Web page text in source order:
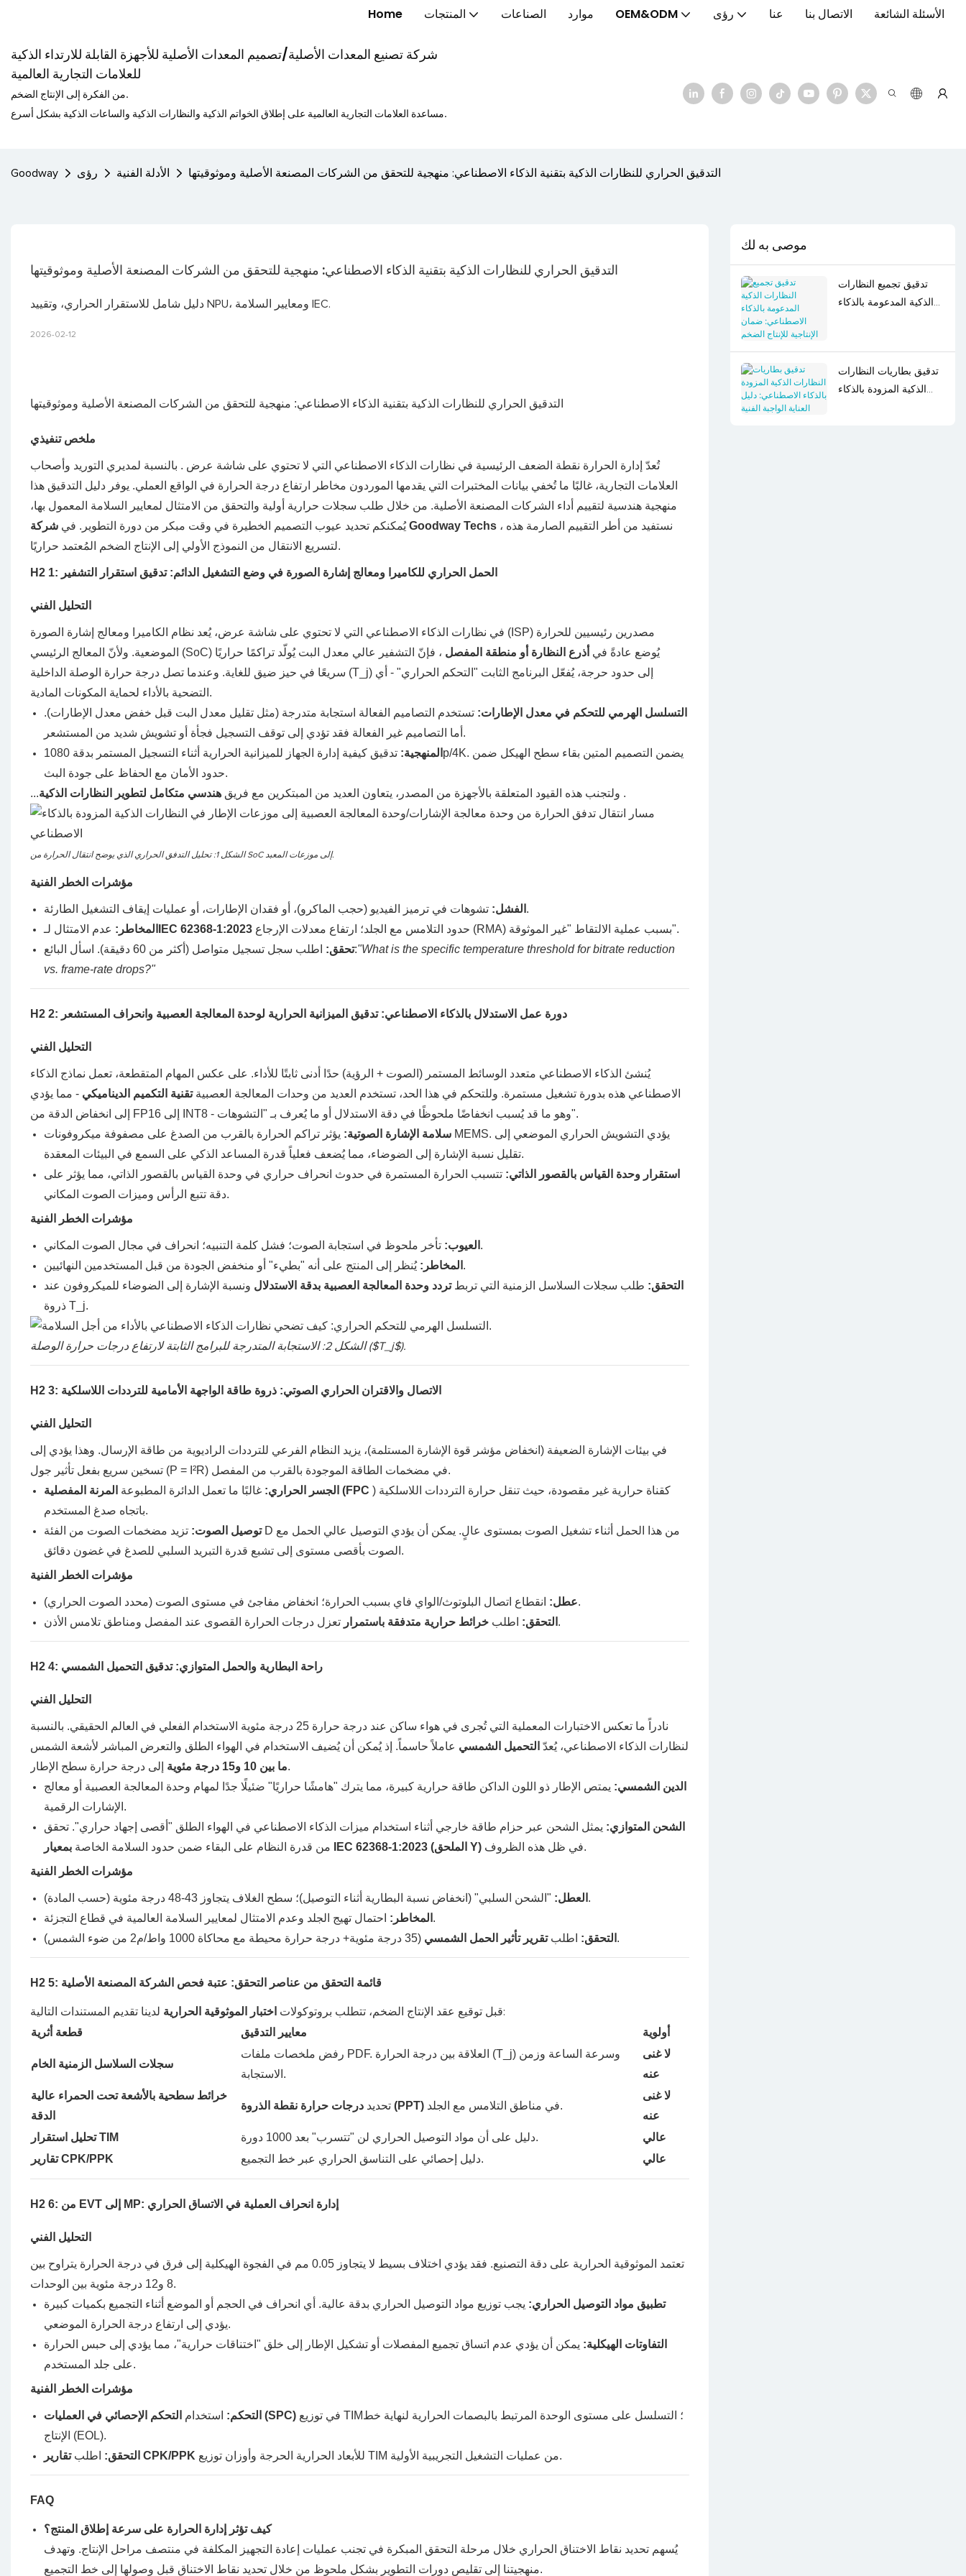
Home المنتجات الصناعات موارد OEM&ODM رؤى عنا الاتصال بنا الأسئلة الشائعة
شركة تصنيع المعدات الأصلية/تصميم المعدات الأصلية للأجهزة القابلة للارتداء الذكية
للعلامات التجارية العالمية
من الفكرة إلى الإنتاج الضخم.
مساعدة العلامات التجارية العالمية على إطلاق الخواتم الذكية والنظارات الذكية والساعات الذكية بشكل أسرع.
Goodway رؤى الأدلة الفنية التدقيق الحراري للنظارات الذكية بتقنية الذكاء الاصطناعي: منهجية للتحقق من الشركات المصنعة الأصلية وموثوقيتها
التدقيق الحراري للنظارات الذكية بتقنية الذكاء الاصطناعي: منهجية للتحقق من الشركات المصنعة الأصلية وموثوقيتها
دليل شامل للاستقرار الحراري، وتقييد NPU، ومعايير السلامة IEC.
2026-02-12
التدقيق الحراري للنظارات الذكية بتقنية الذكاء الاصطناعي: منهجية للتحقق من الشركات المصنعة الأصلية وموثوقيتها
ملخص تنفيذي
تُعدّ إدارة الحرارة نقطة الضعف الرئيسية في نظارات الذكاء الاصطناعي التي لا تحتوي على شاشة عرض . بالنسبة لمديري التوريد وأصحاب
العلامات التجارية، غالبًا ما تُخفي بيانات المختبرات التي يقدمها الموردون مخاطر ارتفاع درجة الحرارة في الواقع العملي. يوفر دليل التدقيق هذا
منهجية هندسية لتقييم أداء الشركات المصنعة الأصلية. من خلال طلب سجلات حرارية أولية والتحقق من الامتثال لمعايير السلامة المعمول بها،
يُمكنكم تحديد عيوب التصميم الخطيرة في وقت مبكر من دورة التطوير. فيشركة Goodway Techs، نستفيد من أطر التقييم الصارمة هذه
لتسريع الانتقال من النموذج الأولي إلى الإنتاج الضخم المُعتمد حراريًا.
H2 1: الحمل الحراري للكاميرا ومعالج إشارة الصورة في وضع التشغيل الدائم: تدقيق استقرار التشفير
التحليل الفني
في نظارات الذكاء الاصطناعي التي لا تحتوي على شاشة عرض، يُعد نظام الكاميرا ومعالج إشارة الصورة (ISP) مصدرين رئيسيين للحرارة
الموضعية. ولأنّ المعالج الرئيسي (SoC) يُوضع عادةً في أذرع النظارة أو منطقة المفصل ، فإنّ التشفير عالي معدل البت يُولّد تراكمًا حراريًا
سريعًا في حيز ضيق للغاية. وعندما تصل درجة حرارة الوصلة الداخلية (T_j)إلى حدود حرجة، يُفعّل البرنامج الثابت "التحكم الحراري" - أي
التضحية بالأداء لحماية المكونات المادية.
التسلسل الهرمي للتحكم في معدل الإطارات: تستخدم التصاميم الفعالة استجابة متدرجة (مثل تقليل معدل البت قبل خفض معدل الإطارات).
أما التصاميم غير الفعالة فقد تؤدي إلى توقف التسجيل فجأة أو تشويش شديد من المستشعر.
المنهجية:
تدقيق كيفية إدارة الجهاز للميزانية الحرارية أثناء التسجيل المستمر بدقة 1080p/4K. يضمن التصميم المتين بقاء سطح الهيكل ضمن
حدود الأمان مع الحفاظ على جودة البث.
...ولتجنب هذه القيود المتعلقة بالأجهزة من المصدر، يتعاون العديد من المبتكرين مع فريقهندسي متكامل لتطوير النظارات الذكية .
الشكل 1: تحليل التدفق الحراري الذي يوضح انتقال الحرارة من SoC إلى موزعات المعبد.
مؤشرات الخطر الفنية
الفشل: تشوهات في ترميز الفيديو (حجب الماكرو)، أو فقدان الإطارات، أو عمليات إيقاف التشغيل الطارئة.
المخاطر: عدم الامتثال لـ IEC 62368-1:2023
حدود التلامس مع الجلد؛ ارتفاع معدلات الإرجاع (RMA) بسبب عملية الالتقاط "غير الموثوقة".
تحقق:اطلب سجل تسجيل متواصل (أكثر من 60 دقيقة). اسأل البائع:"What is the specific temperature threshold for bitrate reduction
vs. frame-rate drops?"
H2 2: دورة عمل الاستدلال بالذكاء الاصطناعي: تدقيق الميزانية الحرارية لوحدة المعالجة العصبية وانحراف المستشعر
التحليل الفني
يُنشئ الذكاء الاصطناعي متعدد الوسائط المستمر (الصوت + الرؤية) حدًا أدنى ثابتًا للأداء. على عكس المهام المتقطعة، تعمل نماذج الذكاء
الاصطناعي هذه بدورة تشغيل مستمرة. وللتحكم في هذا الحد، تستخدم العديد من وحدات المعالجة العصبيةتقنية التكميم الديناميكي - مما يؤدي
إلى انخفاض الدقة من FP16 إلى INT8 - وهو ما قد يُسبب انخفاضًا ملحوظًا في دقة الاستدلال أو ما يُعرف بـ "التشوهات".
سلامة الإشارة الصوتية: يؤثر تراكم الحرارة بالقرب من الصدغ على مصفوفة ميكروفونات MEMS. يؤدي التشويش الحراري الموضعي إلى
تقليل نسبة الإشارة إلى الضوضاء، مما يُضعف فعلياً قدرة المساعد الذكي على السمع في البيئات المعقدة.
استقرار وحدة القياس بالقصور الذاتي: تتسبب الحرارة المستمرة في حدوث انحراف حراري في وحدة القياس بالقصور الذاتي، مما يؤثر على
دقة تتبع الرأس وميزات الصوت المكاني.
مؤشرات الخطر الفنية
العيوب: تأخر ملحوظ في استجابة الصوت؛ فشل كلمة التنبيه؛ انحراف في مجال الصوت المكاني.
المخاطر: يُنظر إلى المنتج على أنه "بطيء" أو منخفض الجودة من قبل المستخدمين النهائيين.
التحقق: طلب سجلات السلاسل الزمنية التي تربطتردد وحدة المعالجة العصبية بدقة الاستدلال ونسبة الإشارة إلى الضوضاء للميكروفون عند
ذروة T_j.
الشكل 2: الاستجابة المتدرجة للبرامج الثابتة لارتفاع درجات حرارة الوصلة ($T_j$).
H2 3: الاتصال والاقتران الحراري الصوتي: ذروة طاقة الواجهة الأمامية للترددات اللاسلكية
التحليل الفني
في بيئات الإشارة الضعيفة (انخفاض مؤشر قوة الإشارة المستلمة)، يزيد النظام الفرعي للترددات الراديوية من طاقة الإرسال. وهذا يؤدي إلى
تسخين سريع بفعل تأثير جول (P = I²R) في مضخمات الطاقة الموجودة بالقرب من المفصل.
الجسر الحراري: غالبًا ما تعمل الدائرة المطبوعة المرنة المفصلية (FPC ) كقناة حرارية غير مقصودة، حيث تنقل حرارة الترددات اللاسلكية
باتجاه صدغ المستخدم.
توصيل الصوت: تزيد مضخمات الصوت من الفئة D من هذا الحمل أثناء تشغيل الصوت بمستوى عالٍ. يمكن أن يؤدي التوصيل عالي الحمل مع
الصوت بأقصى مستوى إلى تشبع قدرة التبريد السلبي للصدغ في غضون دقائق.
مؤشرات الخطر الفنية
عطل:انقطاع اتصال البلوتوث/الواي فاي بسبب الحرارة؛ انخفاض مفاجئ في مستوى الصوت (محدد الصوت الحراري).
التحقق: اطلب خرائط حرارية متدفقة باستمرار تعزل درجات الحرارة القصوى عند المفصل ومناطق تلامس الأذن.
H2 4: راحة البطارية والحمل المتوازي: تدقيق التحميل الشمسي
التحليل الفني
نادراً ما تعكس الاختبارات المعملية التي تُجرى في هواء ساكن عند درجة حرارة 25 درجة مئوية الاستخدام الفعلي في العالم الحقيقي. بالنسبة
لنظارات الذكاء الاصطناعي، يُعدّ التحميل الشمسي عاملاً حاسماً. إذ يُمكن أن يُضيف الاستخدام في الهواء الطلق والتعرض المباشر لأشعة الشمس
ما بين 10 و15 درجة مئويةإلى درجة حرارة سطح الإطار.
الدين الشمسي: يمتص الإطار ذو اللون الداكن طاقة حرارية كبيرة، مما يترك "هامشًا حراريًا" ضئيلًا جدًا لمهام وحدة المعالجة العصبية أو معالج
الإشارات الرقمية.
الشحن المتوازي: يمثل الشحن عبر حزام طاقة خارجي أثناء استخدام ميزات الذكاء الاصطناعي في الهواء الطلق "أقصى إجهاد حراري". تحقق
من قدرة النظام على البقاء ضمن حدود السلامة الخاصة
بمعيار IEC 62368-1:2023 (الملحق Y)
في ظل هذه الظروف.
مؤشرات الخطر الفنية
العطل: "الشحن السلبي" (انخفاض نسبة البطارية أثناء التوصيل)؛ سطح الغلاف يتجاوز 43-48 درجة مئوية (حسب المادة).
المخاطر: احتمال تهيج الجلد وعدم الامتثال لمعايير السلامة العالمية في قطاع التجزئة.
التحقق: اطلبتقرير تأثير الحمل الشمسي (35 درجة مئوية+ درجة حرارة محيطة مع محاكاة 1000 واط/م2 من ضوء الشمس).
H2 5: قائمة التحقق من عناصر التحقق: عتبة فحص الشركة المصنعة الأصلية
قبل توقيع عقد الإنتاج الضخم، تتطلب بروتوكولات اختبار الموثوقية الحرارية لدينا تقديم المستندات التالية:
قطعة أثرية معايير التدقيق أولوية
سجلات السلاسل الزمنية الخام
رفض ملخصات ملفات PDF. العلاقة بين درجة الحرارة (T_j) وسرعة الساعة وزمن
الاستجابة.
لا غنى
عنه
خرائط سطحية بالأشعة تحت الحمراء عالية
الدقة
تحديددرجات حرارة نقطة الذروة (PPT) في مناطق التلامس مع الجلد.
لا غنى
عنه
تحليل استقرار TIM
دليل على أن مواد التوصيل الحراري لن "تتسرب" بعد 1000 دورة.
عالي
تقارير CPK/PPK
دليل إحصائي على التناسق الحراري عبر خط التجميع. عالي
H2 6: من EVT إلى MP: إدارة انحراف العملية في الاتساق الحراري
التحليل الفني
تعتمد الموثوقية الحرارية على دقة التصنيع. فقد يؤدي اختلاف بسيط لا يتجاوز 0.05 مم في الفجوة الهيكلية إلى فرق في درجة الحرارة يتراوح بين
8 و12 درجة مئوية بين الوحدات.
تطبيق مواد التوصيل الحراري: يجب توزيع مواد التوصيل الحراري بدقة عالية. أي انحراف في الحجم أو الموضع أثناء التجميع بكميات كبيرة
يؤدي إلى ارتفاع درجة الحرارة الموضعي.
التفاوتات الهيكلية: يمكن أن يؤدي عدم اتساق تجميع المفصلات أو تشكيل الإطار إلى خلق "اختناقات حرارية"، مما يؤدي إلى حبس الحرارة
على جلد المستخدم.
مؤشرات الخطر الفنية
التحكم: استخدام التحكم الإحصائي في العمليات (SPC)
الإنتاج (EOL).
التحقق: اطلب تقارير CPK/PPK للأبعاد الحرارية الحرجة وأوزان توزيع TIM من عمليات التشغيل التجريبية الأولية.
FAQ
كيف تؤثر إدارة الحرارة على سرعة إطلاق المنتج؟
يُسهم تحديد نقاط الاختناق الحراري خلال مرحلة التحقق المبكرة في تجنب عمليات إعادة التجهيز المكلفة في منتصف مراحل الإنتاج. وتهدف
منهجيتنا إلى تقليص دورات التطوير بشكل ملحوظ من خلال تحديد نقاط الاختناق قبل وصولها إلى خط التجميع.
موصى به لك
تدقيق تجميع النظارات
الذكية المدعومة بالذكاء
تدقيق بطاريات النظارات
الذكية المزودة بالذكاء